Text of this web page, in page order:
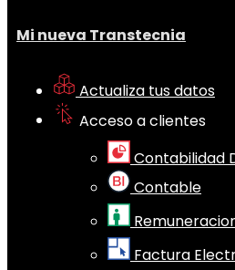
Mi nueva Transtecnia
Actualiza tus datos
Acceso a clientes
Contabilidad
Contable
Factura